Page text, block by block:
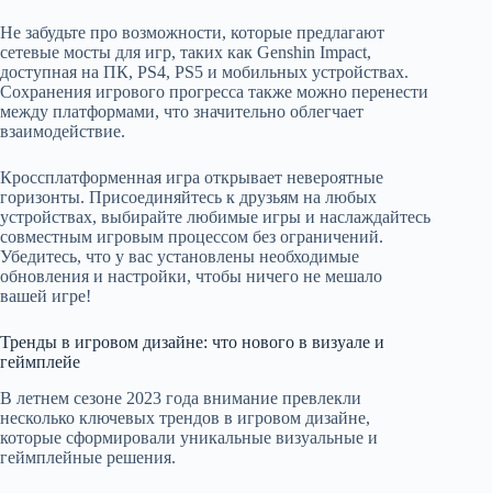
Не забудьте про возможности, которые предлагают
сетевые мосты для игр, таких как Genshin Impact,
доступная на ПК, PS4, PS5 и мобильных устройствах.
Сохранения игрового прогресса также можно перенести
между платформами, что значительно облегчает
взаимодействие.
Кроссплатформенная игра открывает невероятные
горизонты. Присоединяйтесь к друзьям на любых
устройствах, выбирайте любимые игры и наслаждайтесь
совместным игровым процессом без ограничений.
Убедитесь, что у вас установлены необходимые
обновления и настройки, чтобы ничего не мешало
вашей игре!
Тренды в игровом дизайне: что нового в визуале и
геймплейе
В летнем сезоне 2023 года внимание превлекли
несколько ключевых трендов в игровом дизайне,
которые сформировали уникальные визуальные и
геймплейные решения.